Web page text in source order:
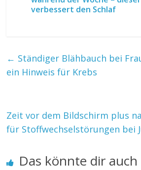
verbessert den Schlaf
← Ständiger Blähbauch bei
ein Hinweis für Krebs
Zeit vor dem Bildschirm plus
für Stoffwechselstörungen bei
Das könnte dir